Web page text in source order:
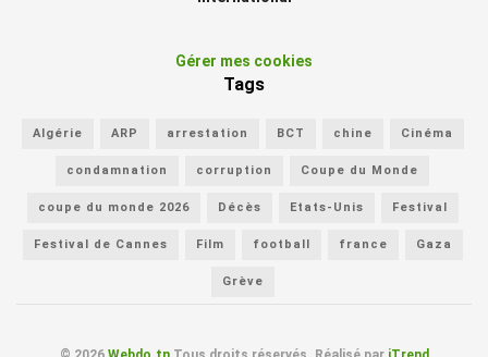
Gérer mes cookies
Tags
Algérie ARP arrestation BCT chine Cinéma
condamnation corruption Coupe du Monde
coupe du monde 2026 Décès Etats-Unis Festival
Festival de Cannes Film football france Gaza
Grève